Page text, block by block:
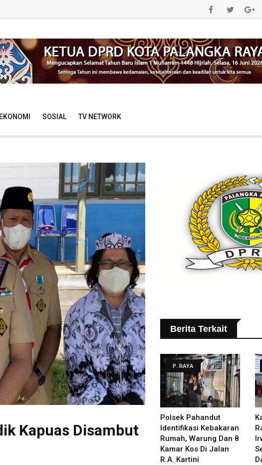
EKONOMI SOSIAL TV NETWORK
Kapuas Disambut
Berita Terkait
P. RAYA
Polsek Pahandut
Identifikasi Kebakaran
Rumah, Warung Dan 8
Kamar Kos Di Jalan
R.A. Kartini